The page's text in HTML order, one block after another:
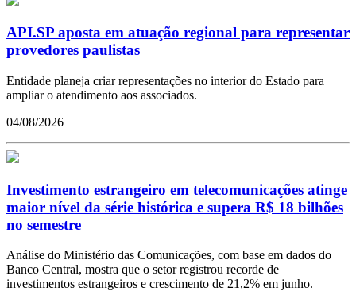
API.SP aposta em atuação regional para representar
provedores paulistas
Entidade planeja criar representações no interior do Estado para
ampliar o atendimento aos associados.
04/08/2026
Investimento estrangeiro em telecomunicações atinge
maior nível da série histórica e supera R$ 18 bilhões
no semestre
Análise do Ministério das Comunicações, com base em dados do
Banco Central, mostra que o setor registrou recorde de
investimentos estrangeiros e crescimento de 21,2% em junho.